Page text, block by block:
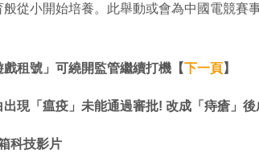
從小開始培養。此舉動或會為中國電競賽
租號」可繞開監管繼續打機【下一頁】
出現「瘟疫」未能通過審批! 改成「痔瘡」後
科技影片